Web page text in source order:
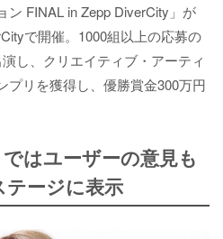
ン FINAL in Zepp DiverCity」が
で開催。1000組以上の応募の
し、クリエイティブ・アーティ
プリを獲得し、優勝賞金300万円
はユーザーの意見も
テージに表示